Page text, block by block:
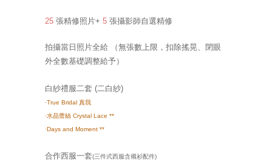
25 張精修照片+ 5 張攝影師自選精修
拍攝當日照片全給
（無張數上限，扣除搖晃、閉眼
外全數基礎調整給予）
白紗禮服二套 (二白紗)
·True Bridal 真我
·水晶蕾絲 Crystal Lace **
·Days and Moment **
合作西服一套(三件式西服含襯衫配件)